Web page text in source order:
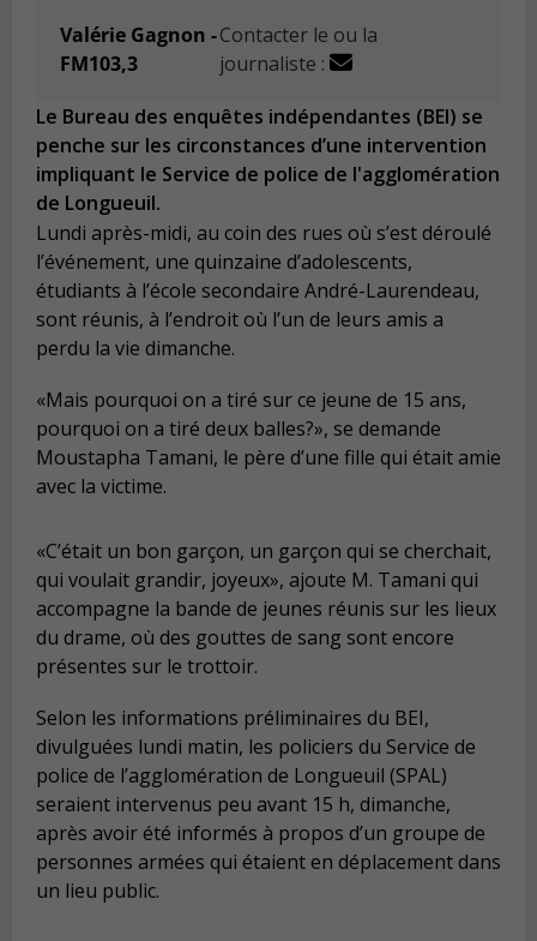
Valérie Gagnon -
FM103,3
Contacter le ou la
journaliste :
Le Bureau des enquêtes indépendantes (BEI) se
penche sur les circonstances d’une intervention
impliquant le Service de police de l'agglomération
de Longueuil.
Lundi après-midi, au coin des rues où s’est déroulé
l’événement, une quinzaine d’adolescents,
étudiants à l’école secondaire André-Laurendeau,
sont réunis, à l’endroit où l’un de leurs amis a
perdu la vie dimanche.
«Mais pourquoi on a tiré sur ce jeune de 15 ans,
pourquoi on a tiré deux balles?», se demande
Moustapha Tamani, le père d’une fille qui était amie
avec la victime.
«C’était un bon garçon, un garçon qui se cherchait,
qui voulait grandir, joyeux», ajoute M. Tamani qui
accompagne la bande de jeunes réunis sur les lieux
du drame, où des gouttes de sang sont encore
présentes sur le trottoir.
Selon les informations préliminaires du BEI,
divulguées lundi matin, les policiers du Service de
police de l’agglomération de Longueuil (SPAL)
seraient intervenus peu avant 15 h, dimanche,
après avoir été informés à propos d’un groupe de
personnes armées qui étaient en déplacement dans
un lieu public.